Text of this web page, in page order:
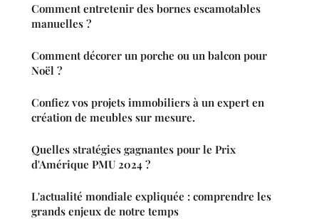
Comment entretenir des bornes escamotables
manuelles ?
Comment décorer un porche ou un balcon pour
Noël ?
Confiez vos projets immobiliers à un expert en
création de meubles sur mesure.
Quelles stratégies gagnantes pour le Prix
d'Amérique PMU 2024 ?
L'actualité mondiale expliquée : comprendre les
grands enjeux de notre temps